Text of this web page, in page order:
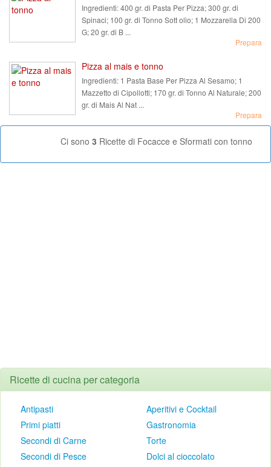
Ingredienti:400 gr. di Pasta Per Pizza; 300 gr. di
Spinaci; 100 gr. di Tonno Sott olio; 1 Mozzarella Di 200
G; 20 gr. di B ...
Prepara
Pizza al mais e tonno
Ingredienti: 1 Pasta Base Per Pizza Al Sesamo; 1
Mazzetto di Cipollotti; 170 gr. di Tonno Al Naturale; 200
gr. di Mais Al Nat ...
Prepara
Ci sono 3 Ricette di Focacce e Sformati con tonno
Ricette di cucina per categoria
Antipasti
Primi piatti
Secondi di Carne
Secondi di Pesce
Aperitivi e Cocktail
Gastronomia
Torte
Dolci al cioccolato